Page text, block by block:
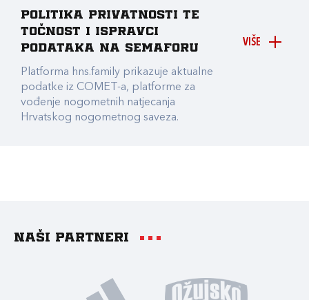
VIŠE
Politika privatnosti te
točnost i ispravci
podataka na Semaforu
Platforma hns.family prikazuje aktualne
podatke iz COMET-a, platforme za
vođenje nogometnih natjecanja
Hrvatskog nogometnog saveza.
Naši partneri